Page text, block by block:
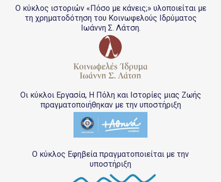
Ο κύκλος ιστοριών «Πόσο με κάνεις;» υλοποιείται με
τη χρηματοδότηση του Κοινωφελούς Ιδρύματος
Ιωάννη Σ. Λάτση.
Οι κύκλοι Εργασία, Η Πόλη και Ιστορίες μιας Ζωής
πραγματοποιήθηκαν με την υποστήριξη
Ο κύκλος Εφηβεία πραγματοποιείται με την
υποστήριξη